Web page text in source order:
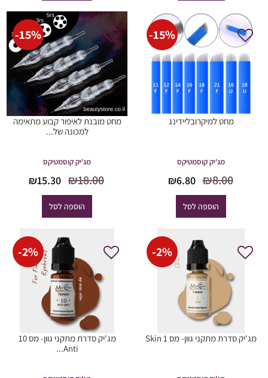
-15%
מחט למיקרובליידינג
מג'יק קוסמטיקס
₪8.00
המחיר
היה:
₪8.00.
₪6.80
הוספה לסל
-15%
מחט מובנת לאיפור קבוע מתאימה
למכונה של...
מג'יק קוסמטיקס
₪18.00
המחיר
היה:
₪18.00.
₪15.30
הוספה לסל
-2%
מג'יק סדרת מתקני גוון- מס 1 Skin
-2%
מג'יק סדרת מתקני גוון- מס 10
Anti...